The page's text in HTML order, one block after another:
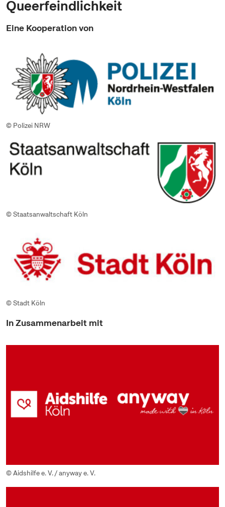
Queerfeindlichkeit
Eine Kooperation von
© Polizei NRW
© Staatsanwaltschaft Köln
© Stadt Köln
In Zusammenarbeit mit
© Aidshilfe e. V. / anyway e. V.